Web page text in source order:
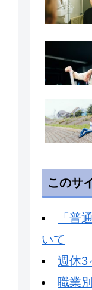
このサ
「普
いて
週休3
職業